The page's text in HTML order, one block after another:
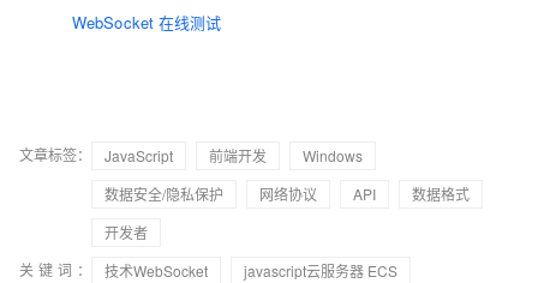
WebSocket 在线测试
文章标签： JavaScript 前端开发
Windows
数据安全/隐私保护
网络协议 API
数据格式
开发者
关键词：
技术WebSocket
javascript云服务器 ECS